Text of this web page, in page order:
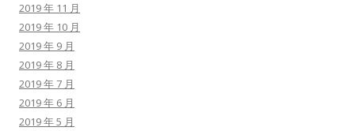
2019 年 11 月
2019 年 10 月
2019 年 9 月
2019 年 8 月
2019 年 7 月
2019 年 6 月
2019 年 5 月